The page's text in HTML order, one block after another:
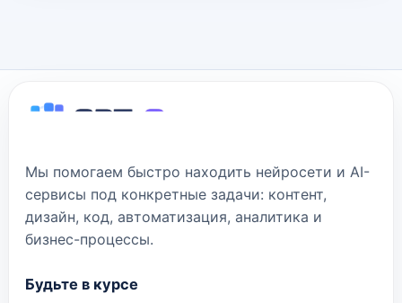
Мы помогаем быстро находить нейросети и AI-
сервисы под конкретные задачи: контент,
дизайн, код, автоматизация, аналитика и
бизнес-процессы.
Будьте в курсе